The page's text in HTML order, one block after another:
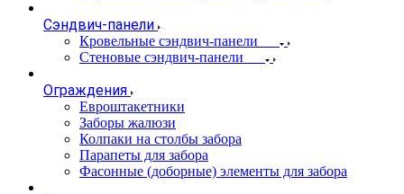
Сэндвич-панели
Кровельные сэндвич-панели
Стеновые сэндвич-панели
Ограждения
Евроштакетники
Заборы жалюзи
Колпаки на столбы забора
Парапеты для забора
Фасонные (доборные) элементы для забора